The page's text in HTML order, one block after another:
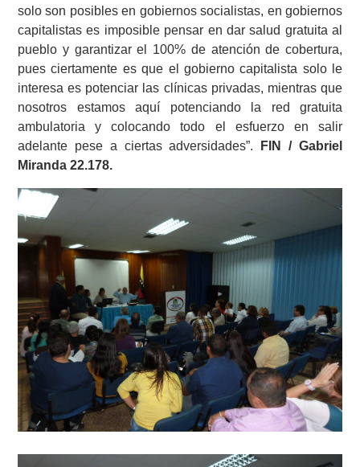
solo son posibles en gobiernos socialistas, en gobiernos
capitalistas es imposible pensar en dar salud gratuita al
pueblo y garantizar el 100% de atención de cobertura,
pues ciertamente es que el gobierno capitalista solo le
interesa es potenciar las clínicas privadas, mientras que
nosotros estamos aquí potenciando la red gratuita
ambulatoria y colocando todo el esfuerzo en salir
adelante pese a ciertas adversidades”.
FIN / Gabriel
Miranda 22.178.